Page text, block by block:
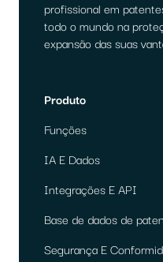
profissional em
todo o mundo na
expansão das suas
Produto
Funções
IA E Dados
Integrações E API
Base de dados de
Segurança E